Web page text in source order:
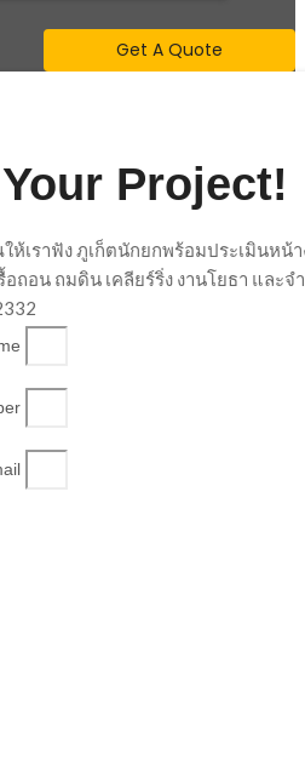
Get A Quote
Project!
ห้เราฟัง ภูเก็ตนักยกพร้อมประเมินหน้
ถอน ถมดิน เคลียร์ริ่ง งานโยธา และ